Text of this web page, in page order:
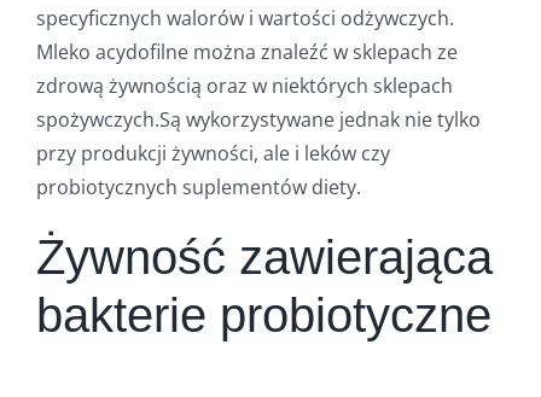
specyficznych walorów i wartości odżywczych.
Mleko acydofilne można znaleźć w sklepach ze
zdrową żywnością oraz w niektórych sklepach
spożywczych.Są wykorzystywane jednak nie tylko
przy produkcji żywności, ale i leków czy
probiotycznych suplementów diety.
Żywność zawierająca
bakterie probiotyczne